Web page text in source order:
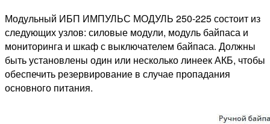
Модульный ИБП ИМПУЛЬС МОДУЛЬ 250-225 состоит из
следующих узлов: силовые модули, модуль байпаса и
мониторинга и шкаф с выключателем байпаса. Должны
быть установлены один или несколько линеек АКБ, чтобы
обеспечить резервирование в случае пропадания
основного питания.